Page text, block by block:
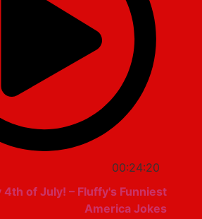
00:24:20
Happy 4th of July! – Fluffy's Funniest
America Jokes